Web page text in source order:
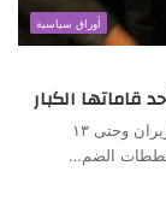
أوراق سياسية
قاماتها الكبار
العدد الرابع والعشرون، ويغطي الفترة الواقعة بين ٨ حزيران وحتى ١٣